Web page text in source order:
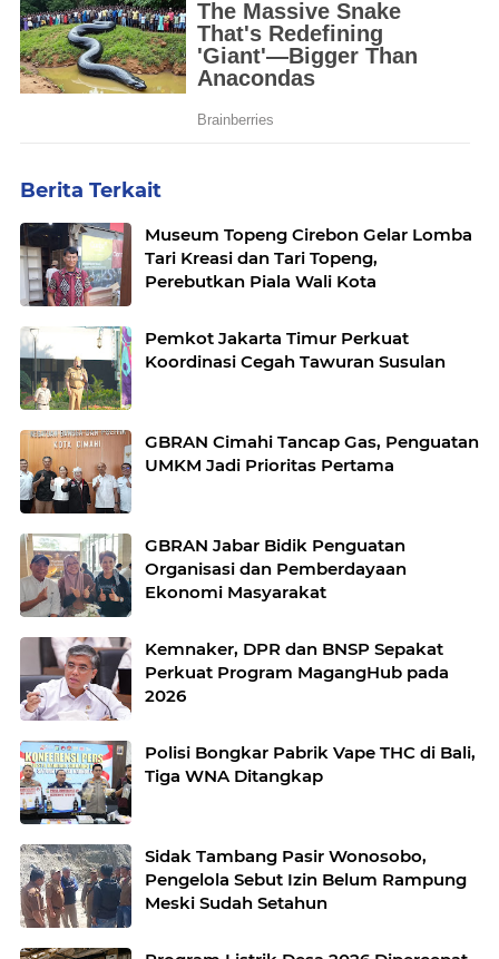
Berita Terkait
Museum Topeng Cirebon Gelar Lomba
Tari Kreasi dan Tari Topeng,
Perebutkan Piala Wali Kota
Pemkot Jakarta Timur Perkuat
Koordinasi Cegah Tawuran Susulan
GBRAN Cimahi Tancap Gas, Penguatan
UMKM Jadi Prioritas Pertama
GBRAN Jabar Bidik Penguatan
Organisasi dan Pemberdayaan
Ekonomi Masyarakat
Kemnaker, DPR dan BNSP Sepakat
Perkuat Program MagangHub pada
2026
Polisi Bongkar Pabrik Vape THC di Bali,
Tiga WNA Ditangkap
Sidak Tambang Pasir Wonosobo,
Pengelola Sebut Izin Belum Rampung
Meski Sudah Setahun